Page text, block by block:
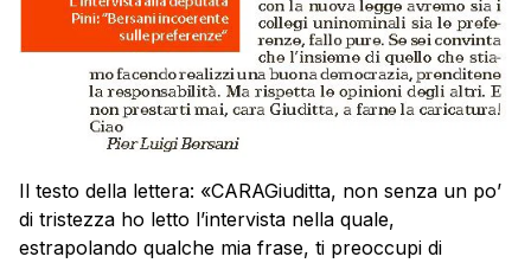
Il testo della lettera: «CARAGiuditta, non senza un po’
di tristezza ho letto l’intervista nella quale,
estrapolando qualche mia frase, ti preoccupi di